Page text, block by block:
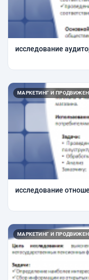
исследование
МАРКЕТИНГ И
исследование
МАРКЕТИНГ И